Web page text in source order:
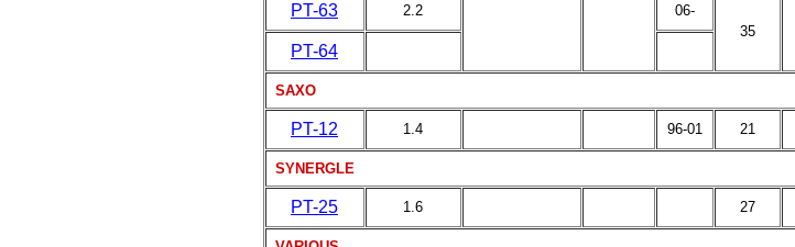
PT-63 2.2
06-
35
PT-64
SAXO
PT-12 1.4 96-01 21
SYNERGLE
PT-25 1.6 27